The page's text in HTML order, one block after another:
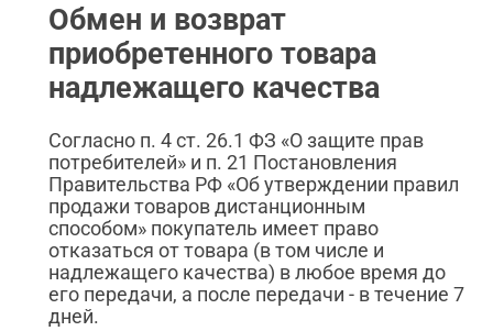
Обмен и возврат
приобретенного товара
надлежащего качества
Согласно п. 4 ст. 26.1 ФЗ «О защите прав
потребителей» и п. 21 Постановления
Правительства РФ «Об утверждении правил
продажи товаров дистанционным
способом» покупатель имеет право
отказаться от товара (в том числе и
надлежащего качества) в любое время до
его передачи, а после передачи - в течение 7
дней.